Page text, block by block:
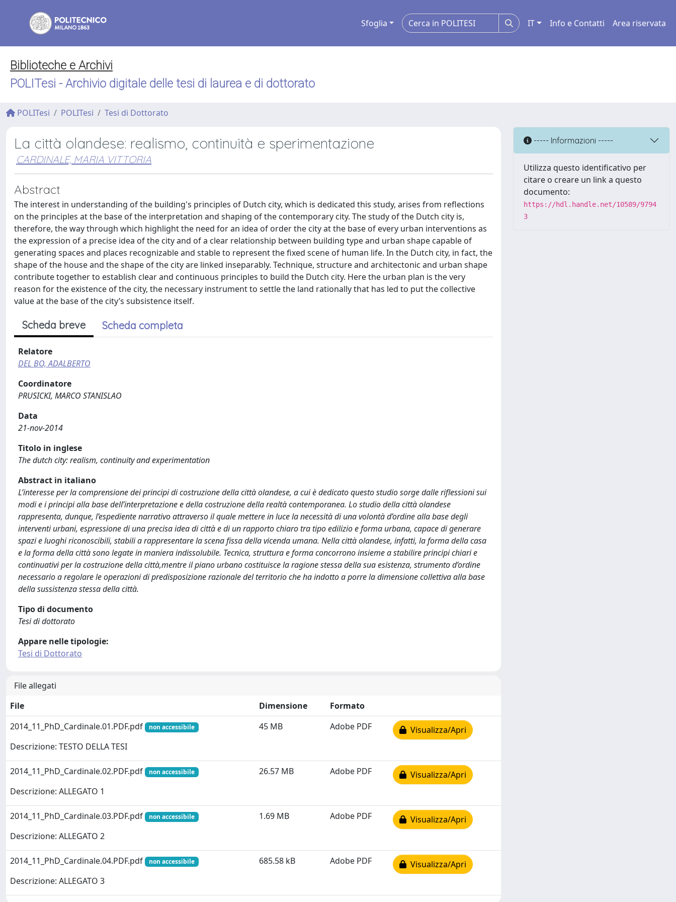
Sfoglia IT Info e Contatti Area riservata
Biblioteche e Archivi
POLITesi - Archivio digitale delle tesi di laurea e di dottorato
POLITesi POLITesi Tesi di Dottorato
La città olandese: realismo, continuità e sperimentazione
CARDINALE, MARIA VITTORIA
Abstract
The interest in understanding of the building's principles of Dutch city, which is dedicated this study, arises from reflections
on the principles at the base of the interpretation and shaping of the contemporary city. The study of the Dutch city is,
therefore, the way through which highlight the need for an idea of order the city at the base of every urban interventions as
the expression of a precise idea of the city and of a clear relationship between building type and urban shape capable of
generating spaces and places recognizable and stable to represent the fixed scene of human life. In the Dutch city, in fact, the
shape of the house and the shape of the city are linked inseparably. Technique, structure and architectonic and urban shape
contribute together to establish clear and continuous principles to build the Dutch city. Here the urban plan is the very
reason for the existence of the city, the necessary instrument to settle the land rationally that has led to put the collective
value at the base of the city’s subsistence itself.
Scheda breve Scheda completa
Relatore
DEL BO, ADALBERTO
Coordinatore
PRUSICKI, MARCO STANISLAO
Data
21-nov-2014
Titolo in inglese
The dutch city: realism, continuity and experimentation
Abstract in italiano
L’interesse per la comprensione dei principi di costruzione della città olandese, a cui è dedicato questo studio sorge dalle riflessioni sui
modi e i principi alla base dell’interpretazione e della costruzione della realtà contemporanea. Lo studio della città olandese
rappresenta, dunque, l’espediente narrativo attraverso il quale mettere in luce la necessità di una volontà d’ordine alla base degli
interventi urbani, espressione di una precisa idea di città e di un rapporto chiaro tra tipo edilizio e forma urbana, capace di generare
spazi e luoghi riconoscibili, stabili a rappresentare la scena fissa della vicenda umana. Nella città olandese, infatti, la forma della casa
e la forma della città sono legate in maniera indissolubile. Tecnica, struttura e forma concorrono insieme a stabilire principi chiari e
continuativi per la costruzione della città,mentre il piano urbano costituisce la ragione stessa della sua esistenza, strumento d’ordine
necessario a regolare le operazioni di predisposizione razionale del territorio che ha indotto a porre la dimensione collettiva alla base
della sussistenza stessa della città.
Tipo di documento
Tesi di dottorato
Appare nelle tipologie:
Tesi di Dottorato
File allegati
File
Dimensione
Formato
2014_11_PhD_Cardinale.01.PDF.pdf
non accessibile
Descrizione: TESTO DELLA TESI
45 MB Adobe PDF Visualizza/Apri
2014_11_PhD_Cardinale.02.PDF.pdf non accessibile
Descrizione: ALLEGATO 1
26.57 MB Adobe PDF Visualizza/Apri
2014_11_PhD_Cardinale.03.PDF.pdf non accessibile
Descrizione: ALLEGATO 2
1.69 MB Adobe PDF Visualizza/Apri
2014_11_PhD_Cardinale.04.PDF.pdf non accessibile
Descrizione: ALLEGATO 3
685.58 kB Adobe PDF Visualizza/Apri
----- Informazioni -----
Utilizza questo identificativo per
citare o creare un link a questo
documento:
https://hdl.handle.net/10589/9794
3